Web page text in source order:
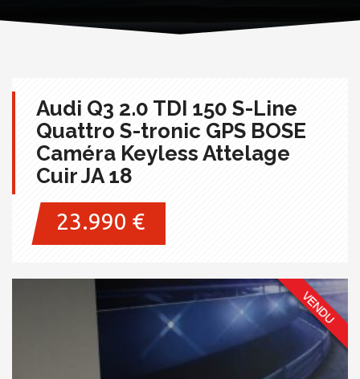
Audi Q3 2.0 TDI 150 S-Line
Quattro S-tronic GPS BOSE
Caméra Keyless Attelage
Cuir JA 18
23.990 €